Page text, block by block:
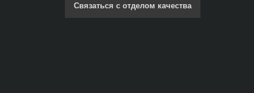
Связаться с отделом качества